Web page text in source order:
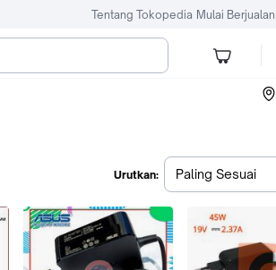
Tentang Tokopedia Mulai Berjualan
Urutkan: Paling Sesuai